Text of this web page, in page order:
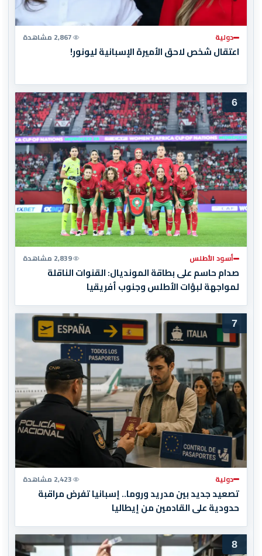
دولية 2,867 مشاهدة
اعتقال شخص لاحق الأميرة الإسبانية ليونور!
6
أسود الأطلس 2,839 مشاهدة
صدام حاسم على بطاقة المونديال: القنوات الناقلة
لمواجهة لبؤات الأطلس وجنوب أفريقيا
7
دولية 2,423 مشاهدة
تصعيد جديد بين مدريد وروما.. إسبانيا تفرض مراقبة
حدودية على القادمين من إيطاليا
8